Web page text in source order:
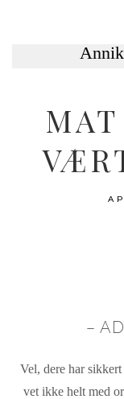
–
Vel, dere har
vet ikke helt med